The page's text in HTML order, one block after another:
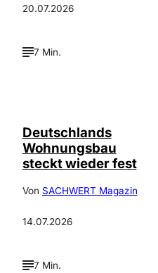
20.07.2026
7 Min.
Deutschlands
Wohnungsbau
steckt wieder fest
Von SACHWERT Magazin
14.07.2026
7 Min.